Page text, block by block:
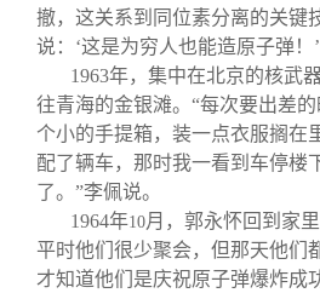
撤，这关系到同位素分离的关键
说：‘这是为穷人也能造原子弹！
1963年，集中在北京的核武
往青海的金银滩。“每次要出差
个小的手提箱，装一点衣服搁在
配了辆车，那时我一看到车停楼
了。”李佩说。
1964年10月，郭永怀回到家
平时他们很少聚会，但那天他们
才知道他们是庆祝原子弹爆炸成